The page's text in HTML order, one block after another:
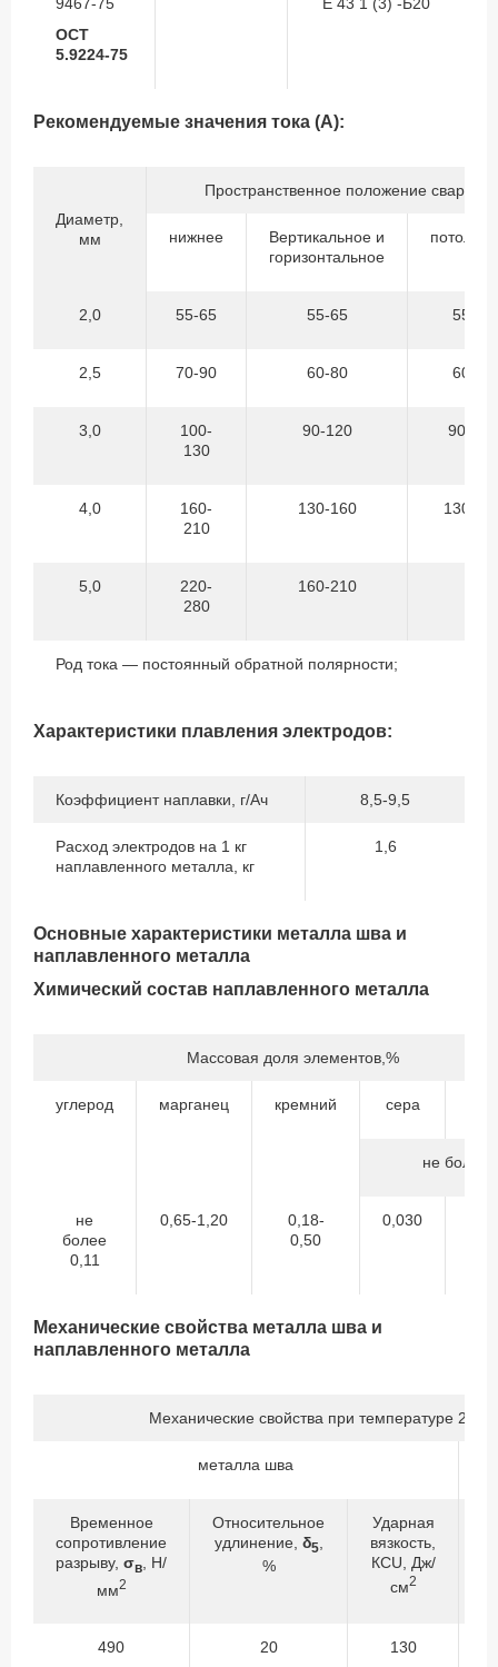
ОСТ
5.9224-75
Рекомендуемые значения тока (А):
Диаметр,
мм
Пространственное положение сварки
нижнее
Вертикальное и
горизонтальное
2,0 55-65 55-65 55-65
2,5 70-90 60-80 60-80
3,0
100-
130
90-120 90-120
4,0
160-
210
130-160 130-
5,0
220-
280
160-210
Род тока — постоянный обратной полярности;
Характеристики плавления электродов:
Коэффициент наплавки, г/Ач 8,5-9,5
Расход электродов на 1 кг
наплавленного металла, кг
1,6
Основные характеристики металла шва и
наплавленного металла
Химический состав наплавленного металла
Массовая доля элементов,%
углерод марганец кремний сера
не более
не
более
0,11
0,65-1,20
0,18-
0,50
0,030
Механические свойства металла шва и
наплавленного металла
Механические свойства при температуре
металла шва
Временное
сопротивление
разрыву, σв
, Н/
мм2
Относительное
удлинение, δ5
%
Ударная
вязкость,
КСU, Дж/
см2
490 20 130